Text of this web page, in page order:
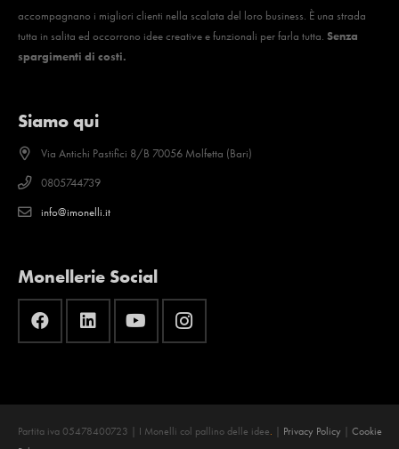
accompagnano i migliori clienti nella scalata del loro business. È una strada
tutta in salita ed occorrono idee creative e funzionali per farla tutta. Senza
spargimenti di costi.
Siamo qui
Via Antichi Pastifici 8/B 70056 Molfetta (Bari)
0805744739
info@imonelli.it
Monellerie Social
Partita iva 05478400723 | I Monelli col pallino delle idee. Privacy Policy
Cookie